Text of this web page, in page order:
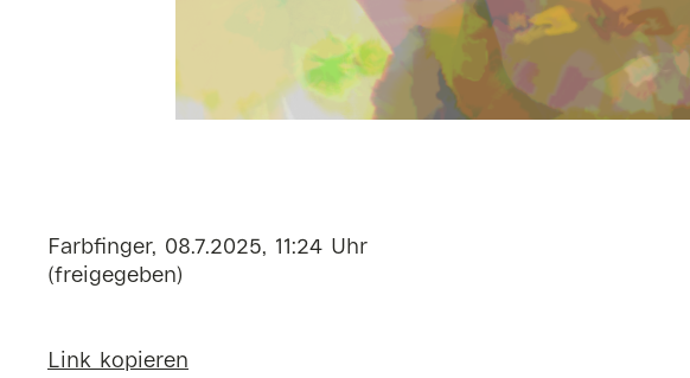
Farbfinger, 08.7.2025, 11:24 Uhr
(freigegeben)
Link kopieren